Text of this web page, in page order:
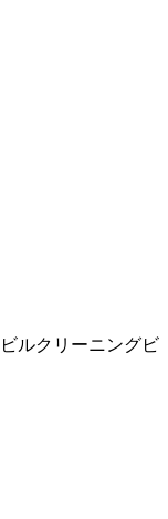
ビルクリーニングビ